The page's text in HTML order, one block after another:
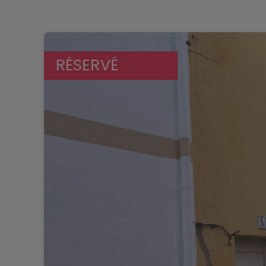
RÉSERVÉ